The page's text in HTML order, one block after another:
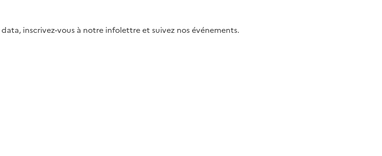
inscrivez-vous à notre infolettre et suivez nos événements.